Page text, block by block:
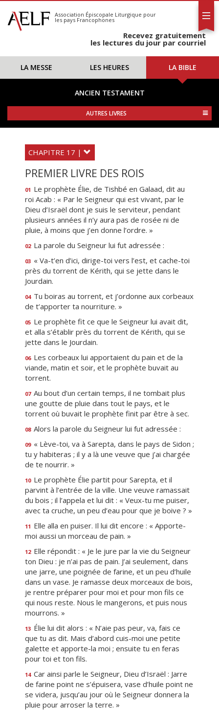
S'abonner
Calendrier
Association Épiscopale Liturgique pour
les pays Francophones
Recevez gratuitement
les lectures du jour par courriel
LA MESSE LES HEURES LA BIBLE
ANCIEN TESTAMENT
AUTRES LIVRES
CHAPITRE 17 |
PREMIER LIVRE DES ROIS
01 Le prophète Élie, de Tishbé en Galaad, dit au
roi Acab : « Par le Seigneur qui est vivant, par le
Dieu d’Israël dont je suis le serviteur, pendant
plusieurs années il n’y aura pas de rosée ni de
pluie, à moins que j’en donne l’ordre. »
02 La parole du Seigneur lui fut adressée :
03 « Va-t’en d’ici, dirige-toi vers l’est, et cache-toi
près du torrent de Kérith, qui se jette dans le
Jourdain.
04 Tu boiras au torrent, et j’ordonne aux corbeaux
de t’apporter ta nourriture. »
05 Le prophète fit ce que le Seigneur lui avait dit,
et alla s’établir près du torrent de Kérith, qui se
jette dans le Jourdain.
06 Les corbeaux lui apportaient du pain et de la
viande, matin et soir, et le prophète buvait au
torrent.
07 Au bout d’un certain temps, il ne tombait plus
une goutte de pluie dans tout le pays, et le
torrent où buvait le prophète finit par être à sec.
08 Alors la parole du Seigneur lui fut adressée :
09 « Lève-toi, va à Sarepta, dans le pays de Sidon ;
tu y habiteras ; il y a là une veuve que j’ai chargée
de te nourrir. »
10 Le prophète Élie partit pour Sarepta, et il
parvint à l’entrée de la ville. Une veuve ramassait
du bois ; il l’appela et lui dit : « Veux-tu me puiser,
avec ta cruche, un peu d’eau pour que je boive ? »
11 Elle alla en puiser. Il lui dit encore : « Apporte-
moi aussi un morceau de pain. »
12 Elle répondit : « Je le jure par la vie du Seigneur
ton Dieu : je n’ai pas de pain. J’ai seulement, dans
une jarre, une poignée de farine, et un peu d’huile
dans un vase. Je ramasse deux morceaux de bois,
je rentre préparer pour moi et pour mon fils ce
qui nous reste. Nous le mangerons, et puis nous
mourrons. »
13 Élie lui dit alors : « N’aie pas peur, va, fais ce
que tu as dit. Mais d’abord cuis-moi une petite
galette et apporte-la moi ; ensuite tu en feras
pour toi et ton fils.
14 Car ainsi parle le Seigneur, Dieu d’Israël : Jarre
de farine point ne s’épuisera, vase d’huile point ne
se videra, jusqu’au jour où le Seigneur donnera la
pluie pour arroser la terre. »